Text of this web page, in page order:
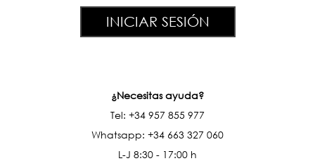
INICIAR SESIÓN
¿Necesitas ayuda?
Tel: +34 957 855 977
Whatsapp: +34 663 327 060
L-J 8:30 - 17:00 h